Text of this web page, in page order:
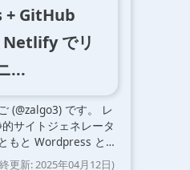
GitHub
でリ
...
(@zalgo3) です。 レ
サイトジェネレータ
もと Wordpress とい
System)
更新:2025年04月12日)